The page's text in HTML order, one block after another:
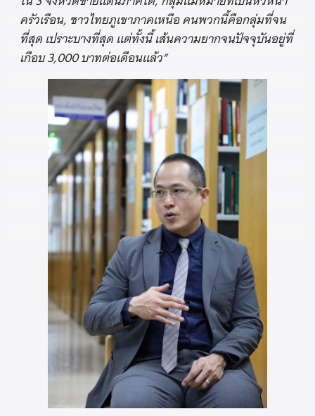
ครัวเรือน, ชาวไทยภูเขาภาคเหนือ คนพวกนี้คือกลุ่มที่จน
ที่สุด เปราะบางที่สุด แต่ทั้งนี้ เส้นความยากจนปัจจุบันอยู่ที่
เกือบ 3,000 บาทต่อเดือนแล้ว”